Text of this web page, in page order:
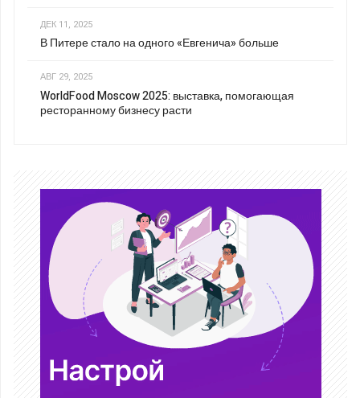
ДЕК 11, 2025
В Питере стало на одного «Евгенича» больше
АВГ 29, 2025
WorldFood Moscow 2025: выставка, помогающая
ресторанному бизнесу расти